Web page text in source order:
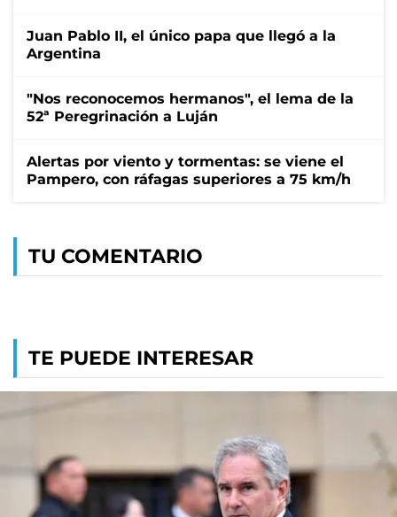
Juan Pablo II, el único papa que llegó a la
Argentina
"Nos reconocemos hermanos", el lema de la
52ª Peregrinación a Luján
Alertas por viento y tormentas: se viene el
Pampero, con ráfagas superiores a 75 km/h
TU COMENTARIO
TE PUEDE INTERESAR